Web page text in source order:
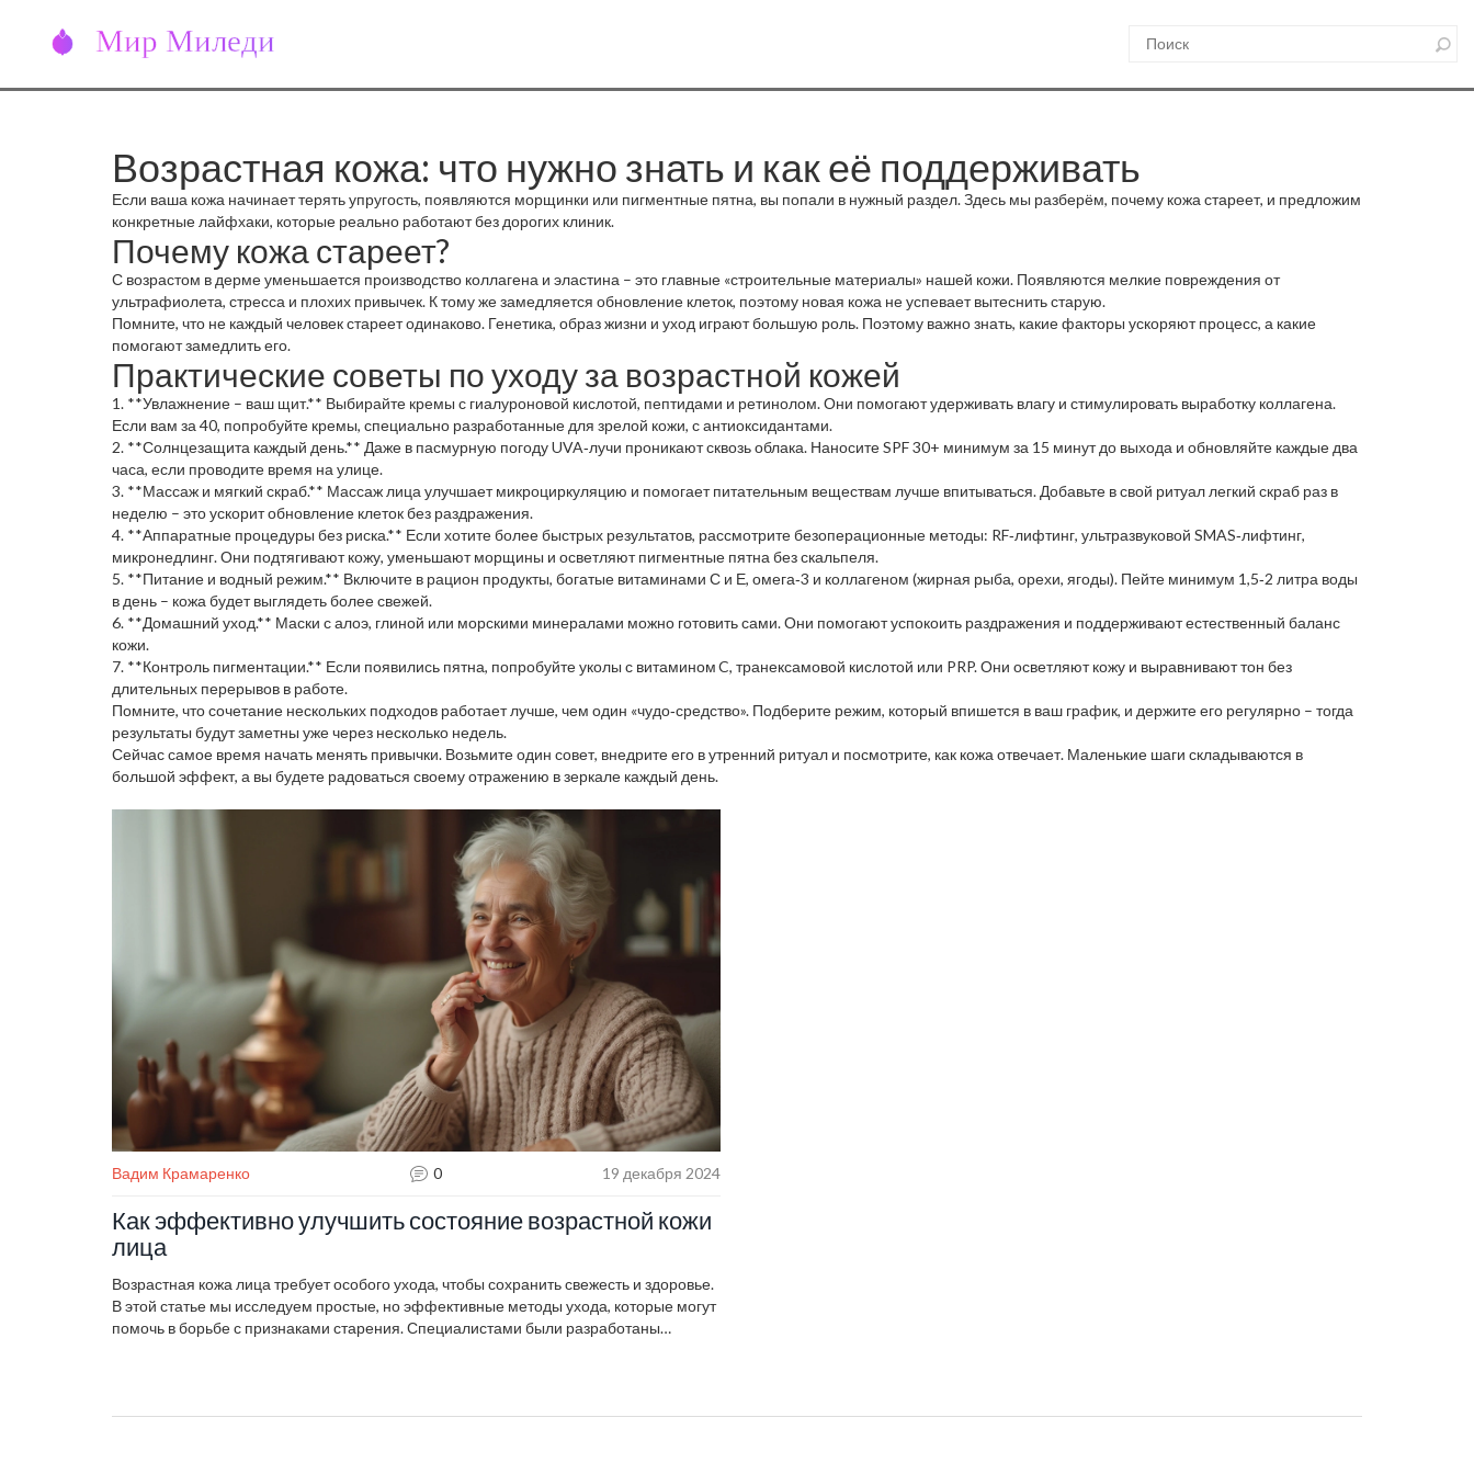
Возрастная кожа: что нужно знать и как её поддерживать
Если ваша кожа начинает терять упругость, появляются морщинки или пигментные пятна, вы попали в нужный раздел. Здесь мы разберём, почему кожа стареет, и предложим
конкретные лайфхаки, которые реально работают без дорогих клиник.
Почему кожа стареет?
С возрастом в дерме уменьшается производство коллагена и эластина – это главные «строительные материалы» нашей кожи. Появляются мелкие повреждения от
ультрафиолета, стресса и плохих привычек. К тому же замедляется обновление клеток, поэтому новая кожа не успевает вытеснить старую.
Помните, что не каждый человек стареет одинаково. Генетика, образ жизни и уход играют большую роль. Поэтому важно знать, какие факторы ускоряют процесс, а какие
помогают замедлить его.
Практические советы по уходу за возрастной кожей
1. **Увлажнение – ваш щит.** Выбирайте кремы с гиалуроновой кислотой, пептидами и ретинолом. Они помогают удерживать влагу и стимулировать выработку коллагена.
Если вам за 40, попробуйте кремы, специально разработанные для зрелой кожи, с антиоксидантами.
2. **Солнцезащита каждый день.** Даже в пасмурную погоду UVA‑лучи проникают сквозь облака. Наносите SPF 30+ минимум за 15 минут до выхода и обновляйте каждые два
часа, если проводите время на улице.
3. **Массаж и мягкий скраб.** Массаж лица улучшает микроциркуляцию и помогает питательным веществам лучше впитываться. Добавьте в свой ритуал легкий скраб раз в
неделю – это ускорит обновление клеток без раздражения.
4. **Аппаратные процедуры без риска.** Если хотите более быстрых результатов, рассмотрите безоперационные методы: RF‑лифтинг, ультразвуковой SMAS‑лифтинг,
микронедлинг. Они подтягивают кожу, уменьшают морщины и осветляют пигментные пятна без скальпеля.
5. **Питание и водный режим.** Включите в рацион продукты, богатые витаминами С и Е, омега‑3 и коллагеном (жирная рыба, орехи, ягоды). Пейте минимум 1,5‑2 литра воды
в день – кожа будет выглядеть более свежей.
6. **Домашний уход.** Маски с алоэ, глиной или морскими минералами можно готовить сами. Они помогают успокоить раздражения и поддерживают естественный баланс
кожи.
7. **Контроль пигментации.** Если появились пятна, попробуйте уколы с витамином C, транексамовой кислотой или PRP. Они осветляют кожу и выравнивают тон без
длительных перерывов в работе.
Помните, что сочетание нескольких подходов работает лучше, чем один «чудо‑средство». Подберите режим, который впишется в ваш график, и держите его регулярно – тогда
результаты будут заметны уже через несколько недель.
Сейчас самое время начать менять привычки. Возьмите один совет, внедрите его в утренний ритуал и посмотрите, как кожа отвечает. Маленькие шаги складываются в
большой эффект, а вы будете радоваться своему отражению в зеркале каждый день.
Вадим Крамаренко 0 19 декабря 2024
Как эффективно улучшить состояние возрастной кожи
лица
Возрастная кожа лица требует особого ухода, чтобы сохранить свежесть и здоровье.
В этой статье мы исследуем простые, но эффективные методы ухода, которые могут
помочь в борьбе с признаками старения. Специалистами были разработаны
продуктов для вашей косметички.